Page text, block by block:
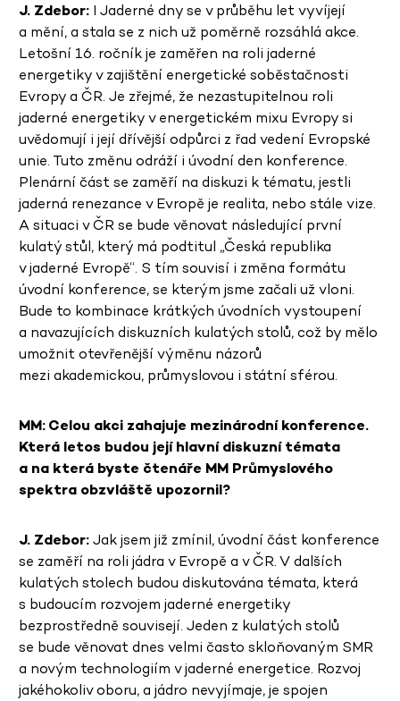
J. Zdebor: I Jaderné dny se v průběhu let vyvíjejí
a mění, a stala se z nich už poměrně rozsáhlá akce.
Letošní 16. ročník je zaměřen na roli jaderné
energetiky v zajištění energetické soběstačnosti
Evropy a ČR. Je zřejmé, že nezastupitelnou roli
jaderné energetiky v energetickém mixu Evropy si
uvědomují i její dřívější odpůrci z řad vedení Evropské
unie. Tuto změnu odráží i úvodní den konference.
Plenární část se zaměří na diskuzi k tématu, jestli
jaderná renezance v Evropě je realita, nebo stále vize.
A situaci v ČR se bude věnovat následující první
kulatý stůl, který má podtitul „Česká republika
v jaderné Evropě“. S tím souvisí i změna formátu
úvodní konference, se kterým jsme začali už vloni.
Bude to kombinace krátkých úvodních vystoupení
a navazujících diskuzních kulatých stolů, což by mělo
umožnit otevřenější výměnu názorů
mezi akademickou, průmyslovou i státní sférou.
MM: Celou akci zahajuje mezinárodní konference.
Která letos budou její hlavní diskuzní témata
a na která byste čtenáře MM Průmyslového
spektra obzvláště upozornil?
J. Zdebor:Jak jsem již zmínil, úvodní část konference
se zaměří na roli jádra v Evropě a v ČR. V dalších
kulatých stolech budou diskutována témata, která
s budoucím rozvojem jaderné energetiky
bezprostředně souvisejí. Jeden z kulatých stolů
se bude věnovat dnes velmi často skloňovaným SMR
a novým technologiím v jaderné energetice. Rozvoj
jakéhokoliv oboru, a jádro nevyjímaje, je spojen